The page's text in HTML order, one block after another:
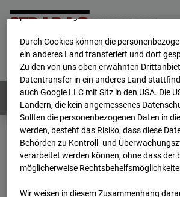
Home E-Mail Impressum
Deutsch / English
Webcams: Alle Länder
Home
Deutschland
BC-120 - BV W2 Campus BT 1-3
2026
06:35
personenbezogene Daten verarbeitet.
Durch Cookies können die
ein anderes Land transferiert und dort
Zu den von uns oben erwähnten
Datentransfer in ein anderes Land
auch Google LLC mit Sitz in den USA. Die
Ländern, die kein angemessenes
Sollten die personenbezogenen Daten in
werden, besteht das Risiko, dass diese
Behörden zu Kontroll- und
verarbeitet werden können, ohne dass der
möglicherweise
Wir weisen in diesem Zusammenhang